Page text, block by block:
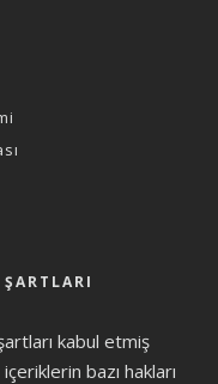
kabul etmiş
içeriklerin bazı hakları